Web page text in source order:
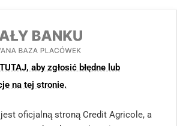
aby zgłosić błędne lub
na tej stronie.
oficjalną stroną Credit Agricole, a